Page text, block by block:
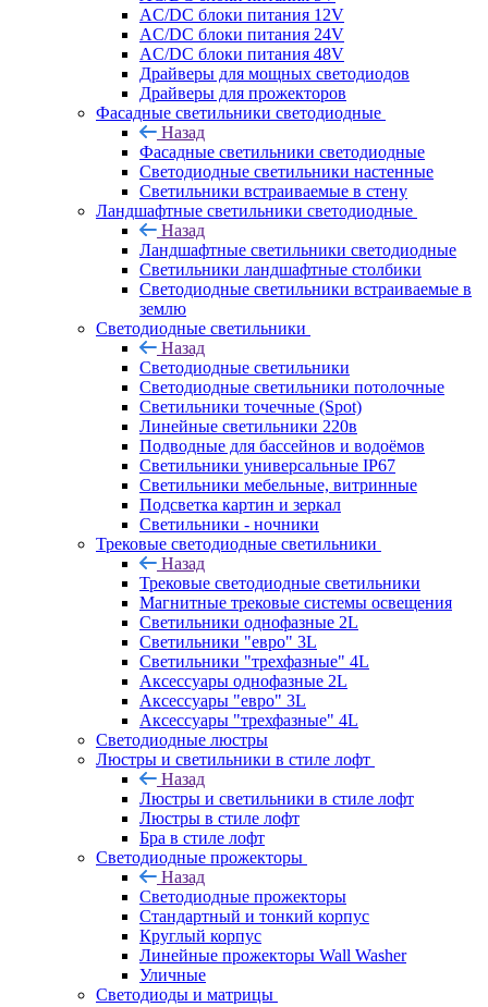
AC/DC блоки питания 12V
AC/DC блоки питания 24V
AC/DC блоки питания 48V
Драйверы для мощных светодиодов
Драйверы для прожекторов
Фасадные светильники светодиодные
Назад
Фасадные светильники светодиодные
Светодиодные светильники настенные
Светильники встраиваемые в стену
Ландшафтные светильники светодиодные
Назад
Ландшафтные светильники светодиодные
Светильники ландшафтные столбики
Светодиодные светильники встраиваемые в
землю
Светодиодные светильники
Назад
Светодиодные светильники
Светодиодные светильники потолочные
Светильники точечные (Spot)
Линейные светильники 220в
Подводные для бассейнов и водоёмов
Светильники универсальные IP67
Светильники мебельные, витринные
Подсветка картин и зеркал
Светильники - ночники
Трековые светодиодные светильники
Назад
Трековые светодиодные светильники
Магнитные трековые системы освещения
Светильники однофазные 2L
Светильники "евро" 3L
Светильники "трехфазные" 4L
Аксессуары однофазные 2L
Аксессуары "евро" 3L
Аксессуары "трехфазные" 4L
Светодиодные люстры
Люстры и светильники в стиле лофт
Назад
Люстры и светильники в стиле лофт
Люстры в стиле лофт
Бра в стиле лофт
Светодиодные прожекторы
Назад
Светодиодные прожекторы
Стандартный и тонкий корпус
Круглый корпус
Линейные прожекторы Wall Washer
Уличные
Светодиоды и матрицы